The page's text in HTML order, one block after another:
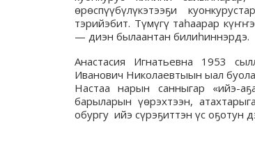
өрөспүүбүлүкэтээҕи
тэрийэбит. Түмүгү таһаарар
— диэн былаантан билиһиннэрдэ.
Анастасия Игнатьевна 1953
Иванович Николаевтыын ыал
Настаа нарын санныгар «ийэ-
барыларын үөрэхтээн,
обургу ийэ сүрэҕиттэн үс